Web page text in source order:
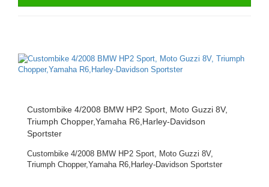
Custombike 4/2008 BMW HP2 Sport, Moto Guzzi 8V,
Triumph Chopper,Yamaha R6,Harley-Davidson
Sportster
Custombike 4/2008 BMW HP2 Sport, Moto Guzzi 8V,
Triumph Chopper,Yamaha R6,Harley-Davidson Sportster